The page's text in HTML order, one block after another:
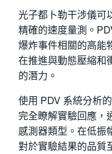
繁體中文
光子都卜勒干涉儀可
精確的速度量測。
爆炸事件相關的高能
在推進與動態壓縮和
的潛力。
使用 PDV 系統分析
完全瞭解實驗回應，
感測器類型。在低振
對於實驗結果的品質